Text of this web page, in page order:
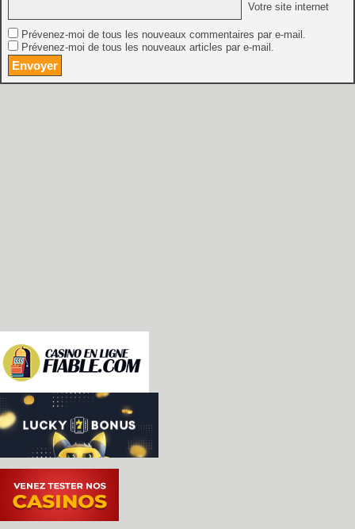
Votre site internet
Prévenez-moi de tous les nouveaux commentaires par e-mail.
Prévenez-moi de tous les nouveaux articles par e-mail.